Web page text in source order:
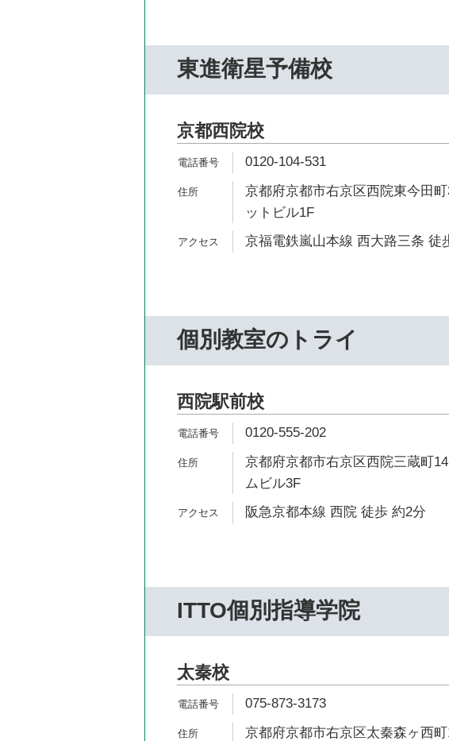
東進衛星予備校
京都西院校
0120-104-531
京都府京都市右京区西院東今田
ットビル1F
京福電鉄嵐山本線 西大路三条 徒
個別教室のトライ
西院駅前校
0120-555-202
京都府京都市右京区西院三蔵町
ムビル3F
阪急京都本線 西院 徒歩 約2分
ITTO個別指導学院
太秦校
075-873-3173
京都府京都市右京区太秦森ヶ西